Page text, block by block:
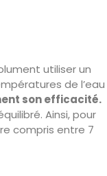
utiliser un
de l’eau
son efficacité.
Ainsi, pour
compris entre 7